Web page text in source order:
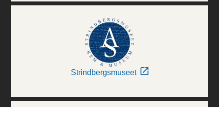
Strindbergsmuseet